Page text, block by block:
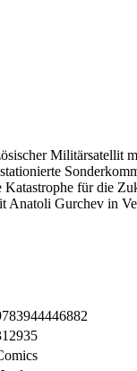
Militärsatellit
für die
Anatoli Gurchev in